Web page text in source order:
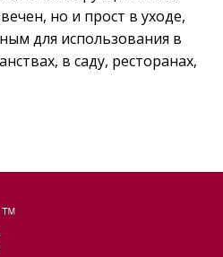
но и прост в уходе,
для использования в
в саду, ресторанах,